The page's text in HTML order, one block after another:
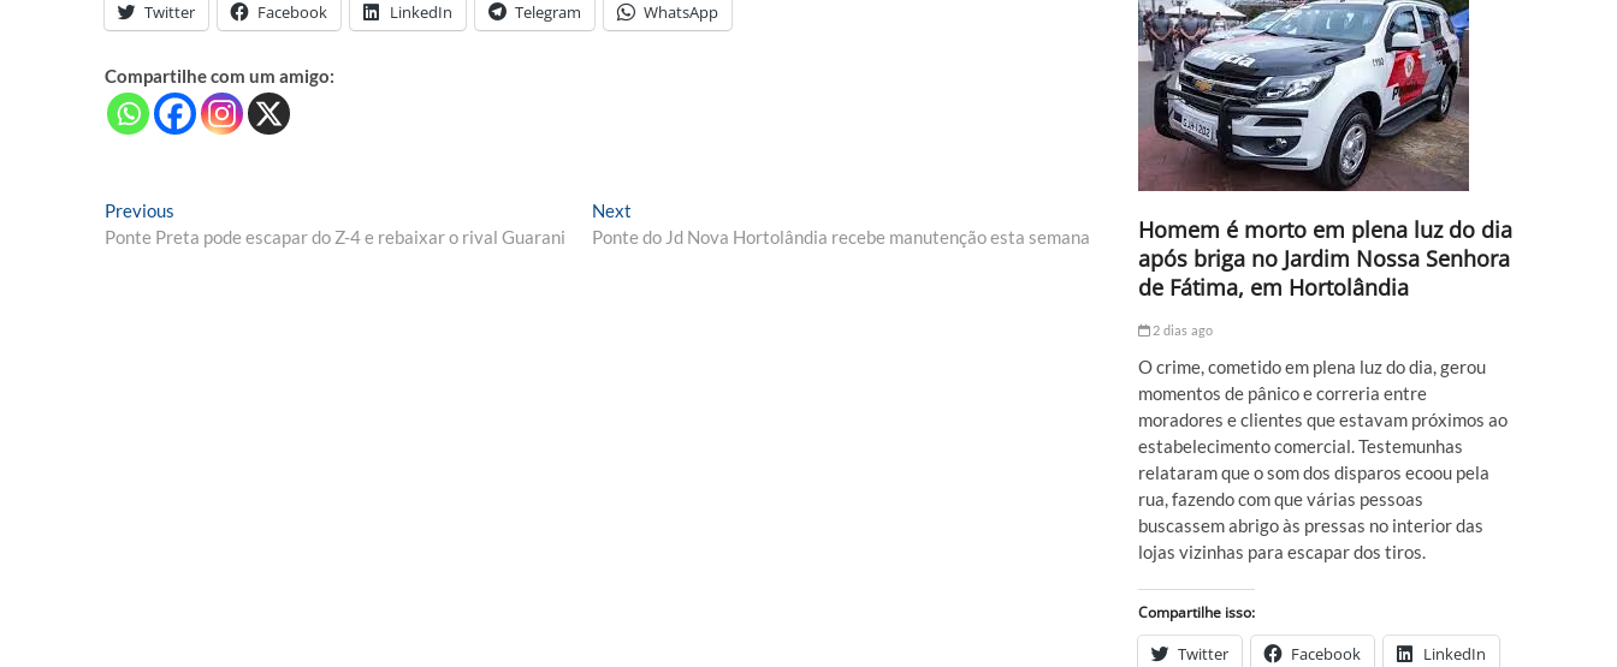
Twitter Facebook LinkedIn Telegram WhatsApp
Compartilhe com um amigo:
Navegação
de
Previous
post:
Ponte Preta pode escapar do Z-4 e rebaixar o rival Guarani
Next
post:
Ponte do Jd Nova Hortolândia recebe manutenção esta semana
Homem é morto em plena luz do dia
após briga no Jardim Nossa Senhora
de Fátima, em Hortolândia
2 dias ago
O crime, cometido em plena luz do dia, gerou
momentos de pânico e correria entre
moradores e clientes que estavam próximos ao
estabelecimento comercial. Testemunhas
relataram que o som dos disparos ecoou pela
rua, fazendo com que várias pessoas
buscassem abrigo às pressas no interior das
lojas vizinhas para escapar dos tiros.
Compartilhe isso:
Twitter Facebook LinkedIn